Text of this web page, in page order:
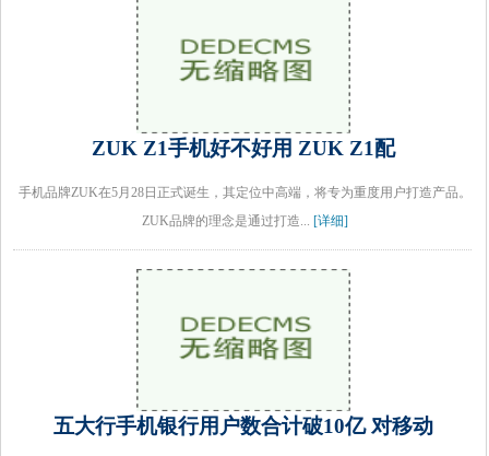
ZUK Z1手机好不好用 ZUK Z1配
手机品牌ZUK在5月28日正式诞生，其定位中高端，将专为重度用户打造产品。
ZUK品牌的理念是通过打造... [详细]
五大行手机银行用户数合计破10亿 对移动